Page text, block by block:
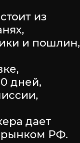
из
и пошлин,
дней,
дает
рынком РФ.